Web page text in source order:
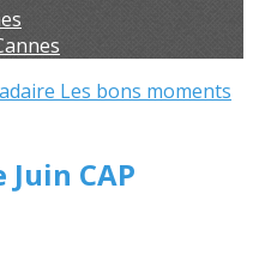
Les bons moments
CAP